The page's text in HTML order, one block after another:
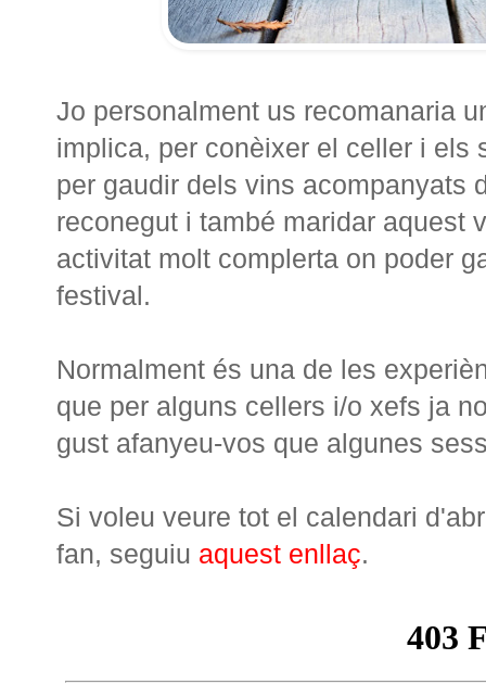
Jo personalment us recomanaria
implica, per conèixer el celler i els
per gaudir dels vins acompanyats
reconegut i també maridar aquest
activitat molt complerta on poder
festival.
Normalment és una de les
que per alguns cellers i/o xefs ja
gust afanyeu-vos que algunes
Si voleu veure tot el calendari
fan, seguiu aquest enllaç.